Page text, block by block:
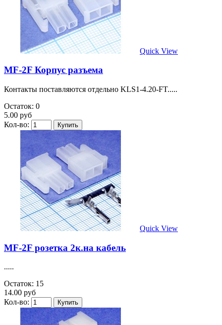
Quick View
MF-2F Корпус разъема
Контакты поставляются отдельно KLS1-4.20-FT.....
Остаток: 0
5.00 руб
Кол-во:
Quick View
MF-2F розетка 2к.на кабель
.....
Остаток: 15
14.00 руб
Кол-во: